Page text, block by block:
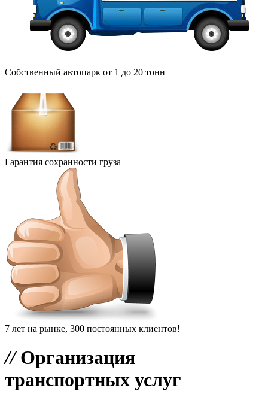
Собственный автопарк от 1 до 20 тонн
Гарантия сохранности груза
7 лет на рынке, 300 постоянных клиентов!
//Организация
транспортных услуг